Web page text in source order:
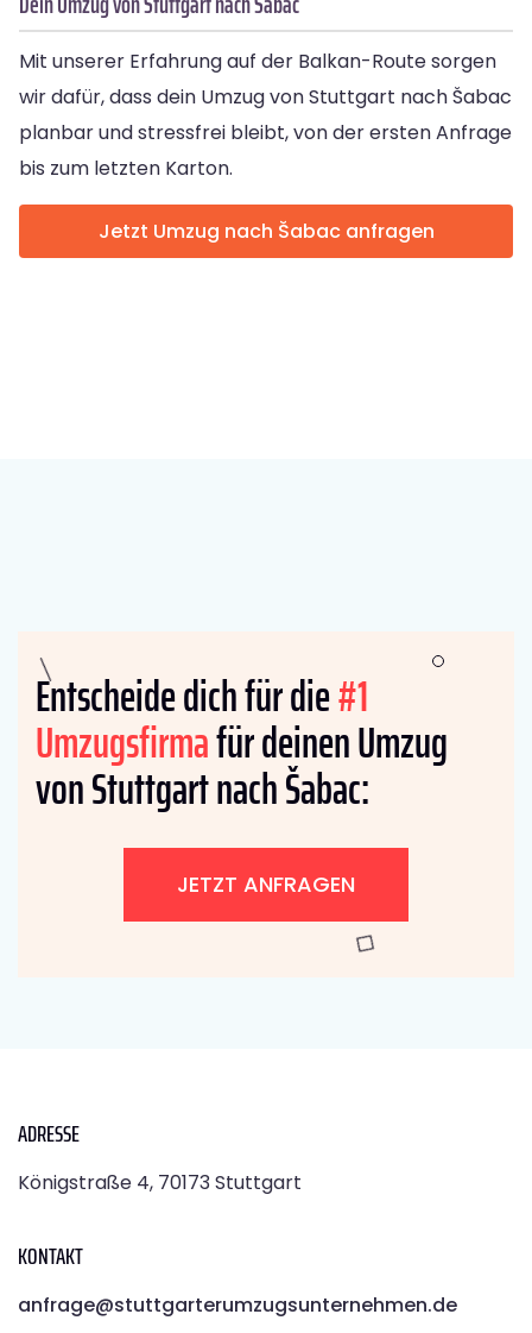
Mit unserer Erfahrung auf der Balkan-Route sorgen
wir dafür, dass dein Umzug von Stuttgart nach Šabac
planbar und stressfrei bleibt, von der ersten Anfrage
bis zum letzten Karton.
Jetzt Umzug nach Šabac anfragen
Entscheide dich für die#1
Umzugsfirmafür deinen Umzug
von Stuttgart nach Šabac:
JETZT ANFRAGEN
ADRESSE
Königstraße 4, 70173 Stuttgart
KONTAKT
anfrage@stuttgarterumzugsunternehmen.de